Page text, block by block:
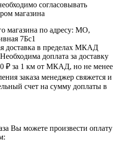
согласовывать
магазина
магазина по адресу: МО,
7Бс1
доставка в пределах МКАД
Необходима доплата за доставку
₽ за 1 км от МКАД, но не менее
заказа менеджер свяжется и
счет на сумму доплаты в
Вы можете произвести оплату